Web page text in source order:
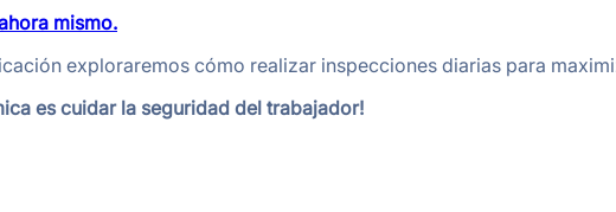
mismo.
exploraremos cómo realizar inspecciones diarias para
es cuidar la seguridad del trabajador!